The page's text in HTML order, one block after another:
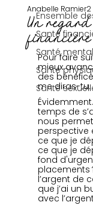
Ensemble
Santé
Santé
Santé
Santé
Un
financière
Anabelle Ramier2
Pour faire
mieux
des
me diras-tu.
temps de
nous
perspective
ce que je
ce que je
fond
placements
l’argent de
que j’ai un
avec l’argent